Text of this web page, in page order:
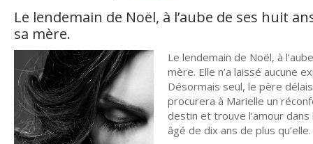
Le lendemain de Noël, à l’aube de ses huit
sa mère.
Le lendemain de Noël, à
mère. Elle n’a laissé aucune
Désormais seul, le père
procurera à Marielle un
destin et trouve l’amour
âgé de dix ans de plus qu’elle.